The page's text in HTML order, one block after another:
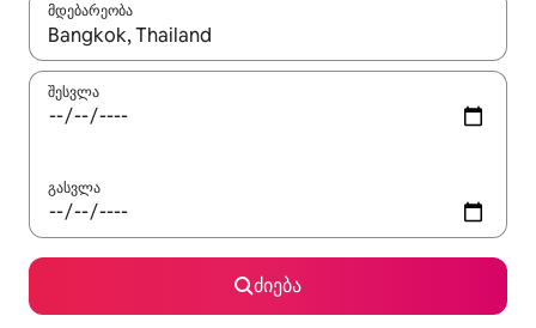
მდებარეობა
როცა შედეგები ხელმისაწვდომი გახდება, ნავიგაციისთვის
შესვლა
გასვლა
ძიება